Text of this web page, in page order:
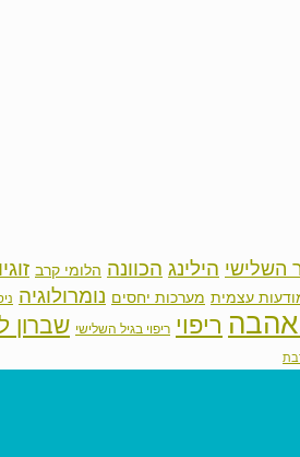
השלישי הילינג הכוונה הלומי קרב
עצמית מערכות יחסים נומרולוגיה
ריפוי ריפוי בגיל השלישי שברון